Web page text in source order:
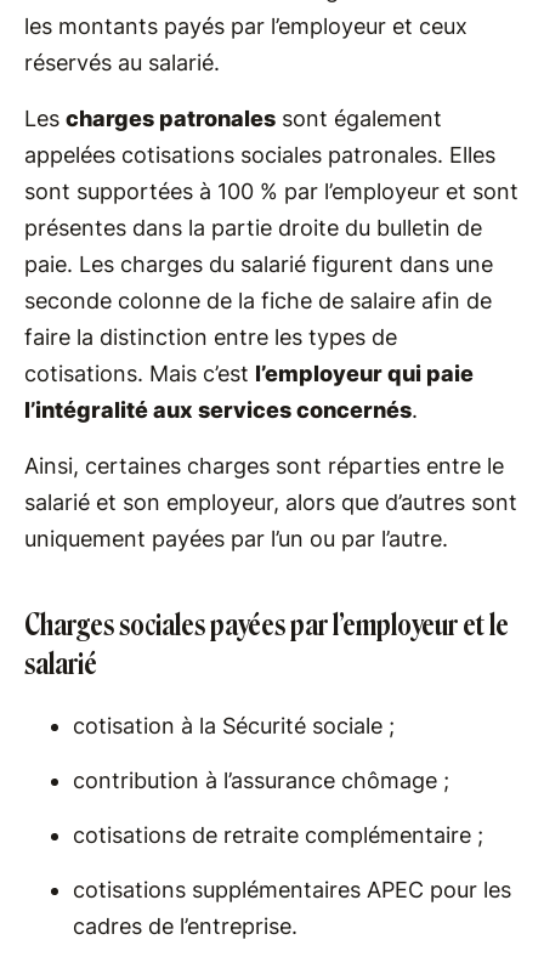
les montants payés par l’employeur et ceux
réservés au salarié.
Les charges patronales sont également
appelées cotisations sociales patronales. Elles
sont supportées à 100 % par l’employeur et sont
présentes dans la partie droite du bulletin de
paie. Les charges du salarié figurent dans une
seconde colonne de la fiche de salaire afin de
faire la distinction entre les types de
cotisations. Mais c’est l’employeur qui paie
l’intégralité aux services concernés.
Ainsi, certaines charges sont réparties entre le
salarié et son employeur, alors que d’autres sont
uniquement payées par l’un ou par l’autre.
Charges sociales payées par l’employeur et le
salarié
cotisation à la Sécurité sociale ;
contribution à l’assurance chômage ;
cotisations de retraite complémentaire ;
cotisations supplémentaires APEC pour les
cadres de l’entreprise.